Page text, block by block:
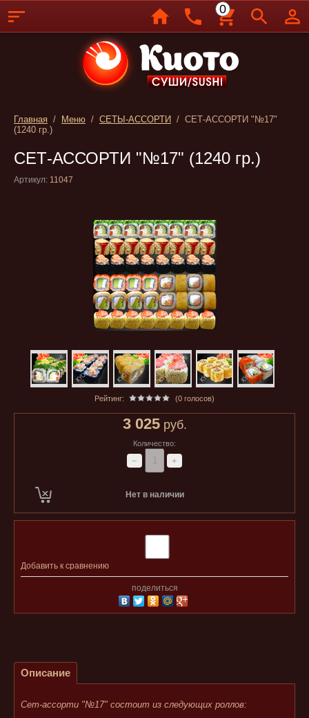
Главная / Меню / СЕТЫ-АССОРТИ / СЕТ-АССОРТИ "№17"
(1240 гр.)
СЕТ-АССОРТИ "№17" (1240 гр.)
Артикул: 11047
Рейтинг: (0 голосов)
3 025руб.
Количество:
− +
Нет в наличии
Добавить к сравнению
поделиться
Описание
Сет-ассорти "№17" состоит из следующих роллов:
0